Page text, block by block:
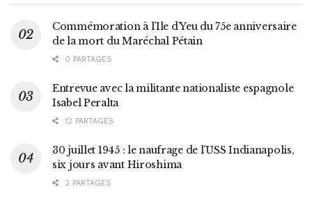
Commémoration à l’Ile d’Yeu du 75e anniversaire
de la mort du Maréchal Pétain
0 PARTAGES
Entrevue avec la militante nationaliste espagnole
Isabel Peralta
12 PARTAGES
30 juillet 1945 : le naufrage de l’USS Indianapolis,
six jours avant Hiroshima
2 PARTAGES